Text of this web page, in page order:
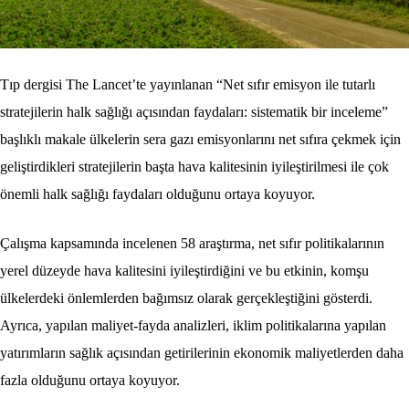
Tıp dergisi The Lancet’te yayınlanan “Net sıfır emisyon ile tutarlı
stratejilerin halk sağlığı açısından faydaları: sistematik bir inceleme”
başlıklı makale ülkelerin sera gazı emisyonlarını net sıfıra çekmek için
geliştirdikleri stratejilerin başta hava kalitesinin iyileştirilmesi ile çok
önemli halk sağlığı faydaları olduğunu ortaya koyuyor.
Çalışma kapsamında incelenen 58 araştırma, net sıfır politikalarının
yerel düzeyde hava kalitesini iyileştirdiğini ve bu etkinin, komşu
ülkelerdeki önlemlerden bağımsız olarak gerçekleştiğini gösterdi.
Ayrıca, yapılan maliyet-fayda analizleri, iklim politikalarına yapılan
yatırımların sağlık açısından getirilerinin ekonomik maliyetlerden daha
fazla olduğunu ortaya koyuyor.